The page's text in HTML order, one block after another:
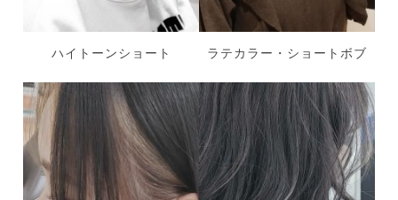
ハイトーンショート ラテカラー・ショートボブ